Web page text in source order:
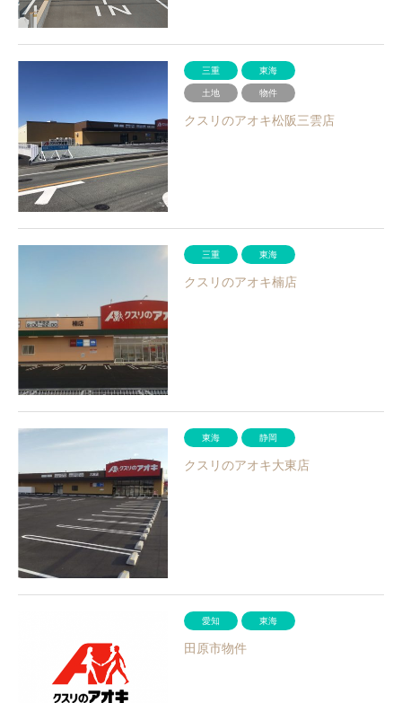
三重 東海
土地 物件
クスリのアオキ松阪三雲店
三重 東海
クスリのアオキ楠店
東海 静岡
クスリのアオキ大東店
愛知 東海
田原市物件